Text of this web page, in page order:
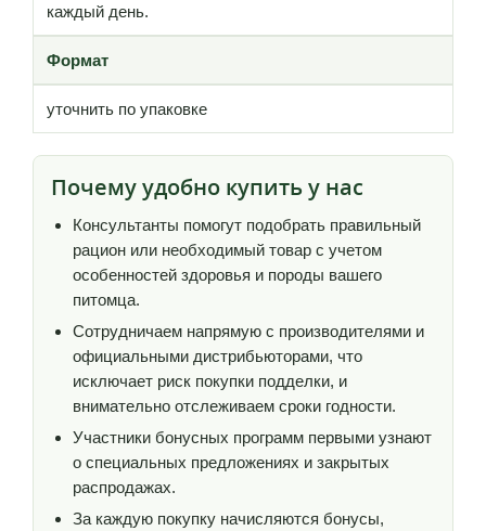
каждый день.
Формат
уточнить по упаковке
Почему удобно купить у нас
Консультанты помогут подобрать правильный
рацион или необходимый товар с учетом
особенностей здоровья и породы вашего
питомца.
Сотрудничаем напрямую с производителями и
официальными дистрибьюторами, что
исключает риск покупки подделки, и
внимательно отслеживаем сроки годности.
Участники бонусных программ первыми узнают
о специальных предложениях и закрытых
распродажах.
За каждую покупку начисляются бонусы,